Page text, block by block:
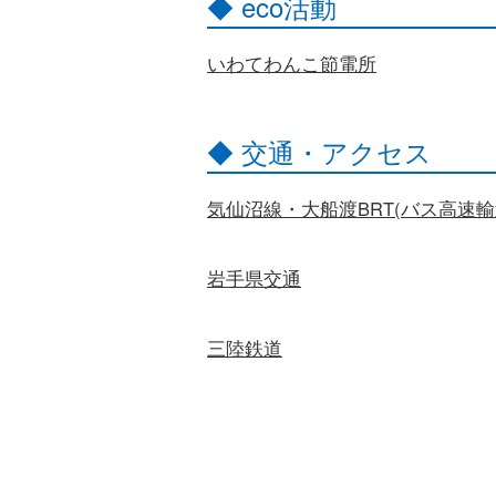
いわてわんこ節電所
◆ 交通・アクセス
気仙沼線・大船渡BRT(バス高速
岩手県交通
三陸鉄道